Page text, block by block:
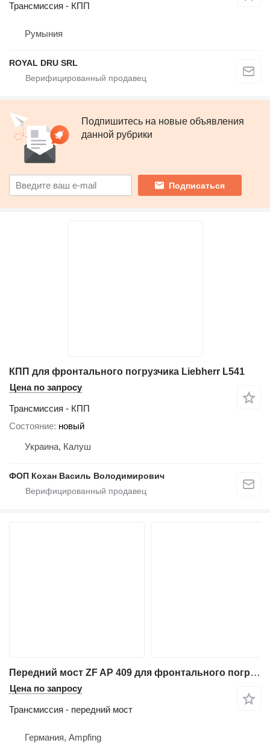
Трансмиссия - КПП
Румыния
ROYAL DRU SRL
Подпишитесь на новые объявления
данной рубрики
Подписаться
КПП для фронтального погрузчика Liebherr L541
Цена по запросу
Трансмиссия - КПП
Состояние новый
Украина, Калуш
ФОП Кохан Василь Володимирович
Передний мост ZF AP 409 для фронтального погрузчика Liebherr L 541
Цена по запросу
Трансмиссия - передний мост
Германия, Ampfing